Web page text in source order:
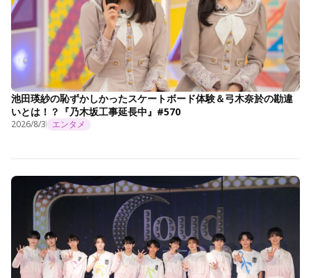
池田瑛紗の恥ずかしかったスケートボード体験＆弓木奈於の勘違
いとは！？『乃木坂工事延長中』#570
2026/8/3 エンタメ